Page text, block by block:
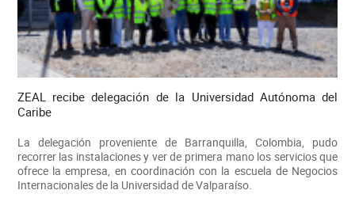
ZEAL recibe delegación de la Universidad Autónoma del
Caribe
La delegación proveniente de Barranquilla, Colombia, pudo
recorrer las instalaciones y ver de primera mano los servicios que
ofrece la empresa, en coordinación con la escuela de Negocios
Internacionales de la Universidad de Valparaíso.